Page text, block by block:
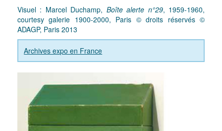
Visuel : Marcel Duchamp, Boîte alerte n°29, 1959-1960,
courtesy galerie 1900-2000, Paris © droits réservés ©
ADAGP, Paris 2013
Archives expo en France